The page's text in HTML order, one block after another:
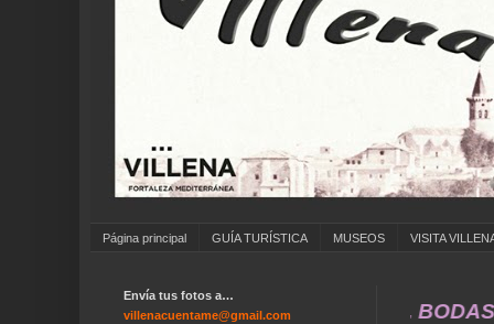
Página principal GUÍA TURÍSTICA MUSEOS VISITA
FERIA DE ATRACCIONES ... BODAS ...
Envía tus fotos a…
villenacuentame@gmail.com